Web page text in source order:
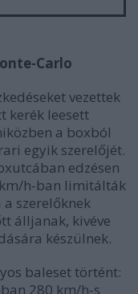
Carlo
vezettek
kerék leesett
a boxból
egyik szerelőjét.
edzésen
h-ban limitálták
szerelőknek
álljanak, kivéve
készülnek.
baleset történt:
280 km/h-s